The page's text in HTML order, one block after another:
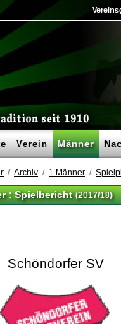
Verein Männer
Archiv 1.Männer
:Spielbericht (2017/18)
Schöndorfer SV